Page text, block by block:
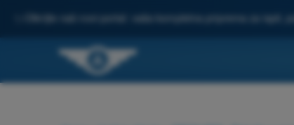
Otkrijte naš novi portal: vaša kompletna priprema za ispit,